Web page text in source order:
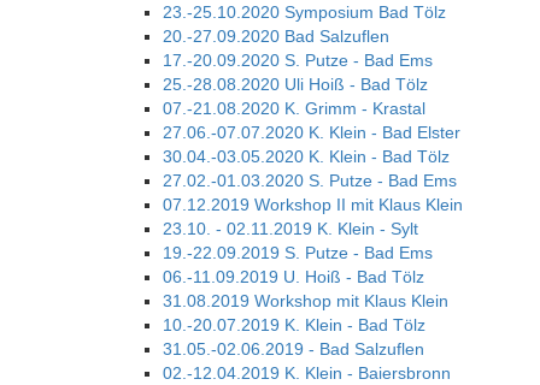
23.-25.10.2020 Symposium Bad Tölz
20.-27.09.2020 Bad Salzuflen
17.-20.09.2020 S. Putze - Bad Ems
25.-28.08.2020 Uli Hoiß - Bad Tölz
07.-21.08.2020 K. Grimm - Krastal
27.06.-07.07.2020 K. Klein - Bad Elster
30.04.-03.05.2020 K. Klein - Bad Tölz
27.02.-01.03.2020 S. Putze - Bad Ems
07.12.2019 Workshop II mit Klaus Klein
23.10. - 02.11.2019 K. Klein - Sylt
19.-22.09.2019 S. Putze - Bad Ems
06.-11.09.2019 U. Hoiß - Bad Tölz
31.08.2019 Workshop mit Klaus Klein
10.-20.07.2019 K. Klein - Bad Tölz
31.05.-02.06.2019 - Bad Salzuflen
02.-12.04.2019 K. Klein - Baiersbronn